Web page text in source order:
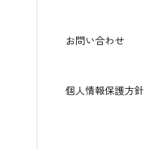
お問い合わせ
個人情報保護方針